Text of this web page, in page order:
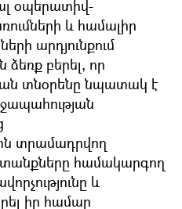
օպերատիվ-
և համալիր
արդյունքում
բերել, որ
տնօրենը նպատակ է
տրամադրվող
համակարգող
և
իր համար